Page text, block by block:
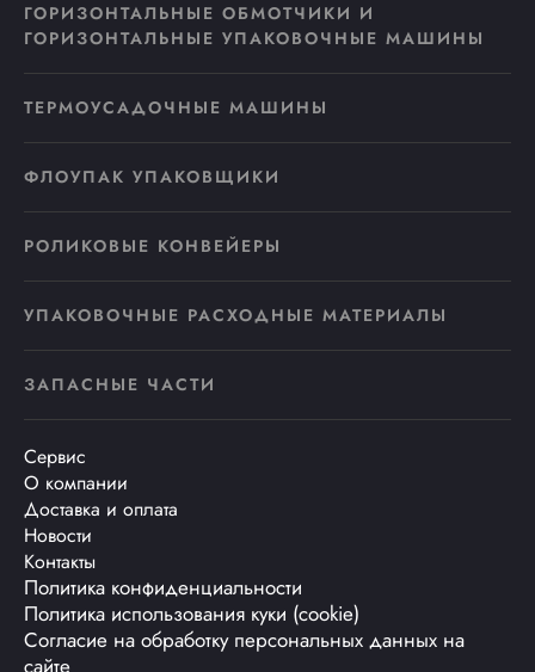
ГОРИЗОНТАЛЬНЫЕ ОБМОТЧИКИ И
ГОРИЗОНТАЛЬНЫЕ УПАКОВОЧНЫЕ МАШИНЫ
ТЕРМОУСАДОЧНЫЕ МАШИНЫ
ФЛОУПАК УПАКОВЩИКИ
РОЛИКОВЫЕ КОНВЕЙЕРЫ
УПАКОВОЧНЫЕ РАСХОДНЫЕ МАТЕРИАЛЫ
ЗАПАСНЫЕ ЧАСТИ
Сервис
О компании
Доставка и оплата
Новости
Контакты
Политика конфиденциальности
Политика использования куки (cookie)
Согласие на обработку персональных данных на
сайте